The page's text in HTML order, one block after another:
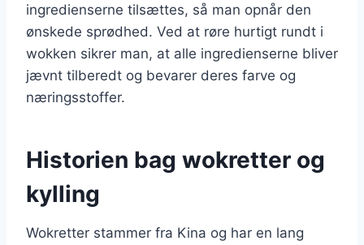
ingredienserne tilsættes, så man opnår den
ønskede sprødhed. Ved at røre hurtigt rundt i
wokken sikrer man, at alle ingredienserne bliver
jævnt tilberedt og bevarer deres farve og
næringsstoffer.
Historien bag wokretter og
kylling
Wokretter stammer fra Kina og har en lang